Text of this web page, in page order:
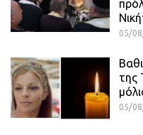
05/
της
05/